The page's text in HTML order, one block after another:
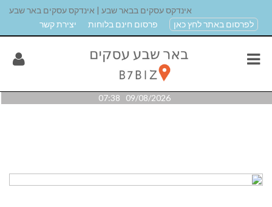
אינדקס עסקים בבאר שבע | אינדקס עסקים באר שבע
לפרסום באתר לחץ כאן
פרסום חינם בלוחות יצירת קשר
09/08/2026 07:38